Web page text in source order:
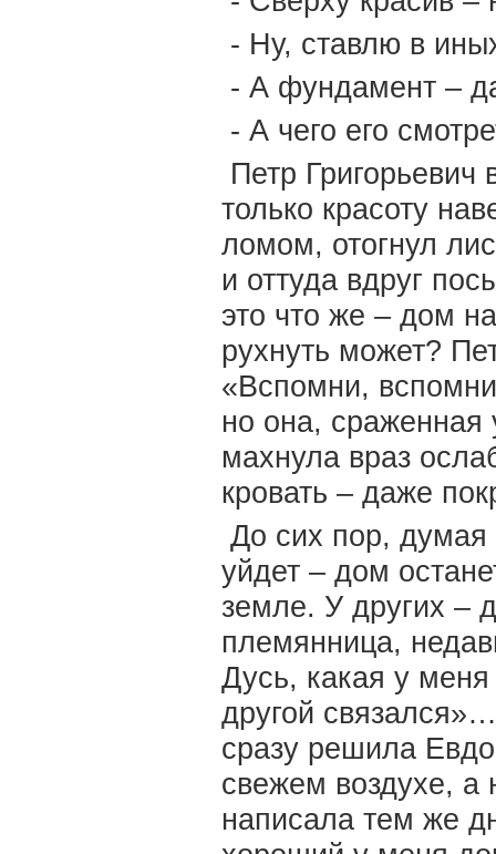
- Ну, ставлю в
- А фундамент –
- А чего его
Петр
только красоту
ломом, отогнул
и оттуда вдруг
это что же – дом
рухнуть может?
«Вспомни,
но она, сраженная
махнула враз
кровать – даже
До сих пор, думая
уйдет – дом
земле. У других –
племянница,
Дусь, какая у
другой
сразу решила
свежем воздухе, а
написала тем же